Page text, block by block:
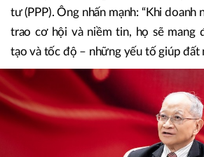
tư (PPP). Ông nhấn mạnh: “Khi
trao cơ hội và niềm tin, họ sẽ mang
tạo và tốc độ – những yếu tố giúp đất